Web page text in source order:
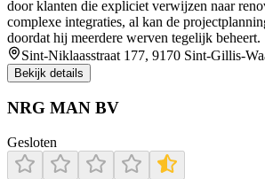
door klanten die expliciet verwijzen naar
complexe integraties, al kan de
doordat hij meerdere werven tegelijk beheert.
Sint-Niklaasstraat 177, 9170 Sint-Gillis-
Bekijk details
NRG MAN BV
Gesloten